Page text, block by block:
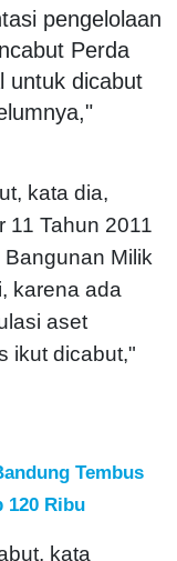
pengelolaan
Perda
untuk dicabut
kata dia,
11 Tahun 2011
Milik
karena ada
aset
ikut dicabut,"
Tembus
120 Ribu
kata